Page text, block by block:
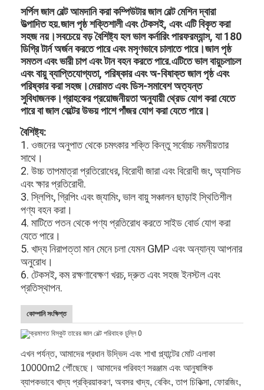
সর্পিল জাল বেল্ট আমদানি করা কম্পিউটার জাল বেল্ট মেশিন দ্বারা
উত্পাদিত হয়.জাল পৃষ্ঠ শক্তিশালী এবং টেকসই, এবং এটি বিকৃত করা
সহজ নয়।সবচেয়ে বড় বৈশিষ্ট্য হল ভাল কর্নারিং পারফরম্যান্স, যা 180
ডিগ্রি টার্ন অর্জন করতে পারে এবং মসৃণভাবে চালাতে পারে।জাল পৃষ্ঠ
সমতল এবং ভারী চাপ এবং টান বহন করতে পারে.এটিতে ভাল বায়ুচলাচল
এবং বায়ু ব্যাপ্তিযোগ্যতা, পরিষ্কার এবং অ-বিষাক্ত জাল পৃষ্ঠ এবং
পরিষ্কার করা সহজ।মেরামত এবং ডিস-সমাবেশ অত্যন্ত
সুবিধাজনক।গ্রাহকের প্রয়োজনীয়তা অনুযায়ী থ্রেড যোগ করা যেতে
পারে বা জাল বেল্টের উভয় পাশে পাঁজর যোগ করা যেতে পারে।
বৈশিষ্ট্য:
1. ওজনের অনুপাত থেকে চমৎকার শক্তি কিন্তু সর্বোচ্চ নমনীয়তার
সাথে।
2. উচ্চ তাপমাত্রা প্রতিরোধের, বিরোধী জারা এবং বিরোধী জং, অ্যাসিড
এবং ক্ষার প্রতিরোধী.
3. স্লিপিং, গ্রিপিং এবং জ্যামিং, ভাল বায়ু সঞ্চালন ছাড়াই স্থিতিশীল
পণ্য বহন করা।
4. মাটিতে পতন থেকে পণ্য প্রতিরোধ করতে সাইড বোর্ড যোগ করা
যেতে পারে।
5. খাদ্য নিরাপত্তা মান মেনে চলা যেমন GMP এবং অন্যান্য আপনার
অনুরোধ।
6. টেকসই, কম রক্ষণাবেক্ষণ খরচ, দ্রুত এবং সহজ ইনস্টল এবং
প্রতিস্থাপন.
কোম্পানি সংক্ষিপ্ত
এখন পর্যন্ত, আমাদের প্রধান উদ্ভিদ এবং শাখা প্ল্যান্টের মোট এলাকা
10000m2 পৌঁছেছে। আমাদের পরিবহণ সরঞ্জাম এবং আনুষাঙ্গিক
ব্যাপকভাবে খাদ্য প্রক্রিয়াকরণ, অবসর খাদ্য, বেকিং, তাপ চিকিত্সা, ফোরজিং,